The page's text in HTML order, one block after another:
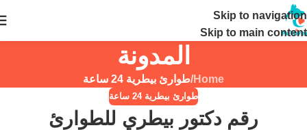
Skip to navigation
Skip to main content
المدونة
Home
/طوارئ بيطرية 24 ساعة
طوارئ بيطرية 24 ساعة
رقم دكتور بيطري للطوارئ